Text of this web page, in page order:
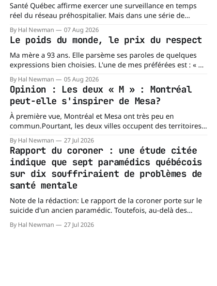
Santé Québec affirme exercer une surveillance en temps
réel du réseau préhospitalier. Mais dans une série de
réponses transmises à La Dernière Ambulance,
l'organisation confirme ne pas tenir certains registres
provinciaux qui permettraient de mesurer des situations
pourtant fondamentales pour évaluer la capacité du réseau
à répondre à
By Hal Newman 07 Aug 2026
Le poids du monde, le prix du respect
Ma mère a 93 ans. Elle parsème ses paroles de quelques
expressions bien choisies. L'une de mes préférées est : « À
chacun son mishegoss. » Mishegoss est un mot yiddish qui
évoque la folie, les lubies, les absurdités de la vie. Chacun
porte les siennes. Elle en a d'
By Hal Newman 05 Aug 2026
Opinion : Les deux « M » : Montréal
peut-elle s'inspirer de Mesa?
À première vue, Montréal et Mesa ont très peu en
commun.Pourtant, les deux villes occupent des territoires
comparables. Mesa, en Arizona, couvre environ 359 km²
(138,7 milles carrés), alors que l'île de Montréal s'étend sur
près de 499 km². La différence n'est
By Hal Newman 27 Jul 2026
Rapport du coroner : une étude citée
indique que sept paramédics québécois
sur dix souffriraient de problèmes de
santé mentale
Note de la rédaction: Le rapport de la coroner porte sur le
suicide d'un ancien paramédic. Toutefois, au-delà des
circonstances ayant mené à cette enquête, il s'intéresse à
une question plus large : les blessures psychologiques chez
By Hal Newman 27 Jul 2026